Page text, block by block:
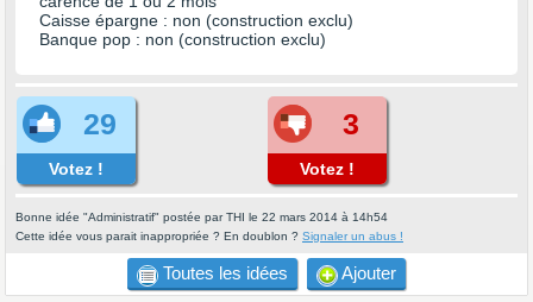
Caisse épargne : non (construction exclu)
Banque pop : non (construction exclu)
29
Votez !
3
Votez !
Bonne idée "Administratif" postée par THI le 22 mars 2014 à 14h54
Cette idée vous parait inappropriée ? En doublon ? Signaler un abus !
Toutes les idées Ajouter